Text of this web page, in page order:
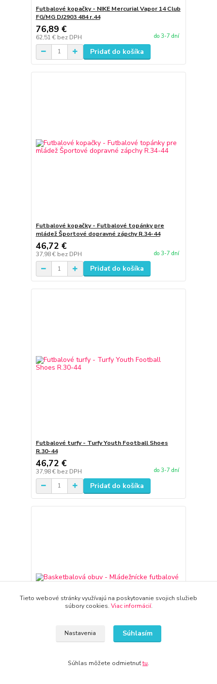
Futbalové kopačky - NIKE Mercurial Vapor 14 Club
FG/MG DJ2903 484 r.44
76,89 €
62,51 € bez DPH do 3-7 dní
Pridať do košíka
Futbalové kopačky - Futbalové topánky pre
mládež Športové dopravné zápchy R.34-44
46,72 €
37,98 € bez DPH do 3-7 dní
Pridať do košíka
Futbalové turfy - Turfy Youth Football Shoes
R.30-44
46,72 €
37,98 € bez DPH do 3-7 dní
Pridať do košíka
Basketbalová obuv - Mládežnícke futbalové
Tieto webové stránky využívajú na poskytovanie svojich služieb
súbory cookies. Viac informácií.
Nastavenia Súhlasím
Súhlas môžete odmietnuťtu.